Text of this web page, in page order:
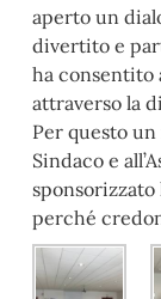
aperto un
divertito e
ha consentito
attraverso la
Per questo
Sindaco e
perché